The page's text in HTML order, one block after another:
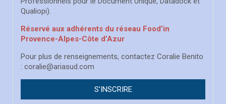
Qualiopi).
Réservé aux adhérents du réseau Food’in
Provence-Alpes-Côte d’Azur
Pour plus de renseignements, contactez Coralie Benito
: coralie@ariasud.com
S’INSCRIRE